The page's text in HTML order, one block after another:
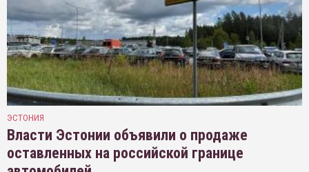
ЭСТОНИЯ
Власти Эстонии объявили о продаже
оставленных на российской границе